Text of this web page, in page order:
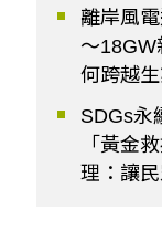
離岸風
～
何跨越
SDGs永
「黃金
理：讓